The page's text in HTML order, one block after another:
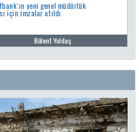
yeni genel müdürlük
için imzalar atıldı
Bülent Yoldaş